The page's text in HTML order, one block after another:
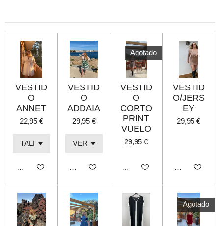
r
r
r
r
r
r
r
VESTID
O
ANNET
22,95 €
Añadir al carrito
VESTID
O
ADDAIA
29,95 €
Añadir al carrito
Agotado
VESTID
O
CORTO
PRINT
VUELO
29,95 €
Agotado
VESTID
O/JERS
EY
29,95 €
Añadir al
Agotado